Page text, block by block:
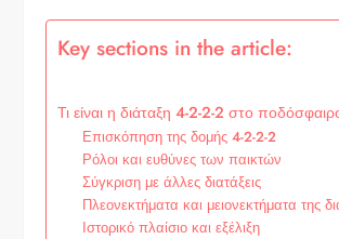
Key sections in the article:
Τι είναι η διάταξη 4-2-2-2 στο
Επισκόπηση της δομής 4-2-2-2
Ρόλοι και ευθύνες των παικτών
Σύγκριση με άλλες διατάξεις
Πλεονεκτήματα και μειονεκτήματα της
Ιστορικό πλαίσιο και εξέλιξη